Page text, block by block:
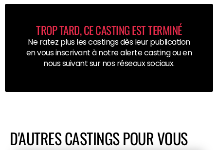
TROP TARD, CE CASTING EST TERMINÉ
Ne ratez plus les castings dès leur publication
en vous inscrivant à notre alerte casting ou en
nous suivant sur nos réseaux sociaux.
D'AUTRES CASTINGS POUR VOUS